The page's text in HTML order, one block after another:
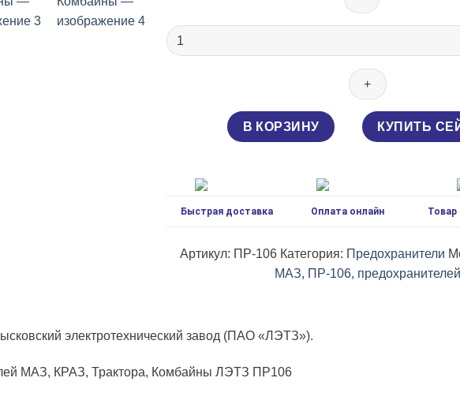
Количество
товара
Комбайны
В КОРЗИНУ КУПИТЬ
Быстрая доставка Оплата онлайн Товар
Артикул: ПР-106 Категория: Предохранители
МАЗ, ПР-106, предохранителей
электротехнический завод (ПАО «ЛЭТЗ»).
МАЗ, КРАЗ, Трактора, Комбайны ЛЭТЗ ПР106